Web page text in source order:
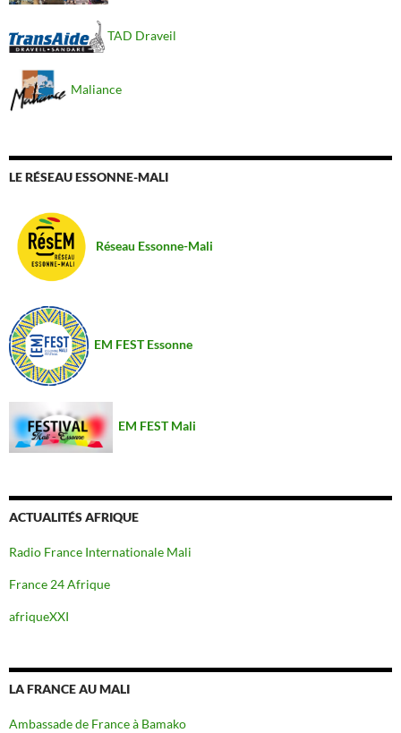
TAD Draveil
Maliance
LE RÉSEAU ESSONNE-MALI
Réseau Essonne-Mali
EM FEST Essonne
EM FEST Mali
ACTUALITÉS AFRIQUE
Radio France Internationale Mali
France 24 Afrique
afriqueXXI
LA FRANCE AU MALI
Ambassade de France à Bamako